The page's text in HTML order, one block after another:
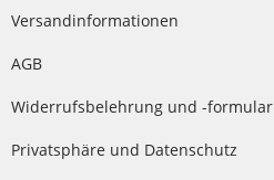
Versandinformationen
AGB
Widerrufsbelehrung und -formular
Privatsphäre und Datenschutz